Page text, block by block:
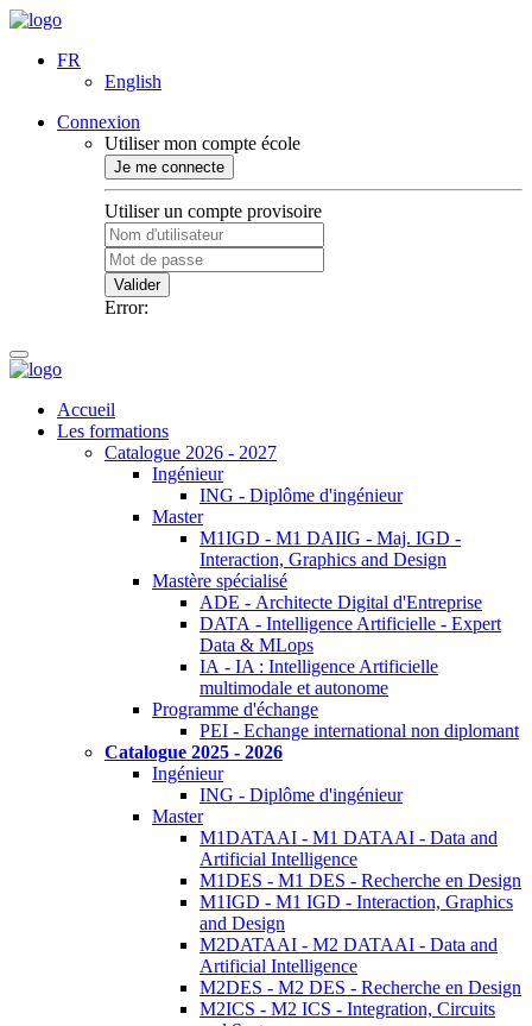
FR
English
Connexion
Utiliser mon compte école
Je me connecte
Utiliser un compte provisoire
Valider
Error:
Accueil
Les formations
Catalogue 2026 - 2027
Ingénieur
ING - Diplôme d'ingénieur
Master
M1IGD - M1 DAIIG - Maj. IGD -
Interaction, Graphics and Design
Mastère spécialisé
ADE - Architecte Digital d'Entreprise
DATA - Intelligence Artificielle - Expert
Data & MLops
IA - IA : Intelligence Artificielle
multimodale et autonome
Programme d'échange
PEI - Echange international non diplomant
Catalogue 2025 - 2026
Ingénieur
ING - Diplôme d'ingénieur
Master
M1DATAAI - M1 DATAAI - Data and
Artificial Intelligence
M1DES - M1 DES - Recherche en Design
M1IGD - M1 IGD - Interaction, Graphics
and Design
M2DATAAI - M2 DATAAI - Data and
Artificial Intelligence
M2DES - M2 DES - Recherche en Design
M2ICS - M2 ICS - Integration, Circuits